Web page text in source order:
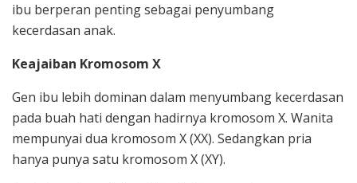
ibu berperan penting sebagai penyumbang
kecerdasan anak.
Keajaiban Kromosom X
Gen ibu lebih dominan dalam menyumbang kecerdasan
pada buah hati dengan hadirnya kromosom X. Wanita
mempunyai dua kromosom X (XX). Sedangkan pria
hanya punya satu kromosom X (XY).